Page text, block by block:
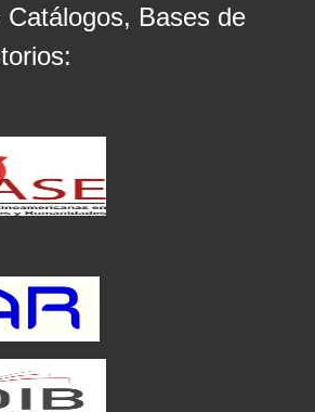
Catálogos, Bases de